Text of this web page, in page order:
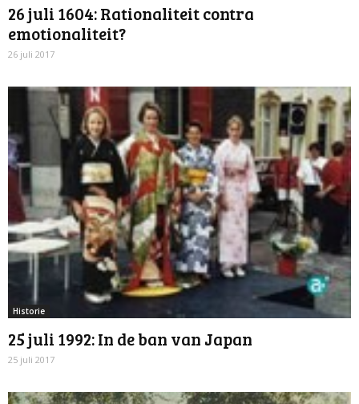
26 juli 1604: Rationaliteit contra
emotionaliteit?
26 juli 2017
Historie
25 juli 1992: In de ban van Japan
25 juli 2017